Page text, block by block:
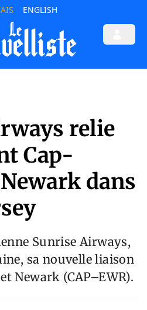
ENGLISH
relie
Cap-
dans
Sunrise Airways,
sa nouvelle liaison
Newark (CAP–EWR).